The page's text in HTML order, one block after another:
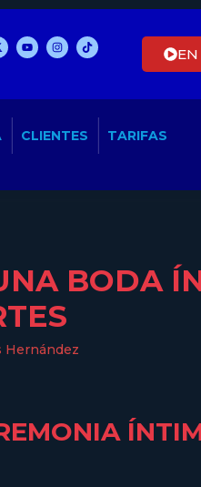
CLIENTES TARIFAS
BODA
Hernández